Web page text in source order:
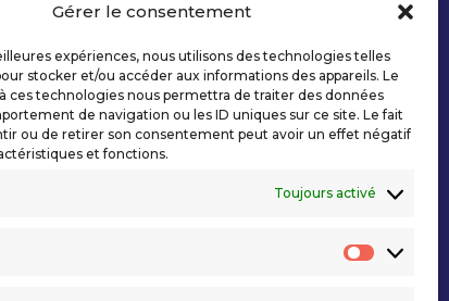
Gérer le consentement
expériences, nous utilisons des technologies telles
stocker et/ou accéder aux informations des appareils. Le
ces technologies nous permettra de traiter des données
de navigation ou les ID uniques sur ce site. Le fait
ou de retirer son consentement peut avoir un effet négatif
et fonctions.
Toujours activé